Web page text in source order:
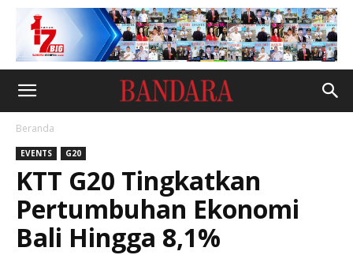
Beranda
EVENTS G20
KTT G20 Tingkatkan
Pertumbuhan Ekonomi
Bali Hingga 8,1%